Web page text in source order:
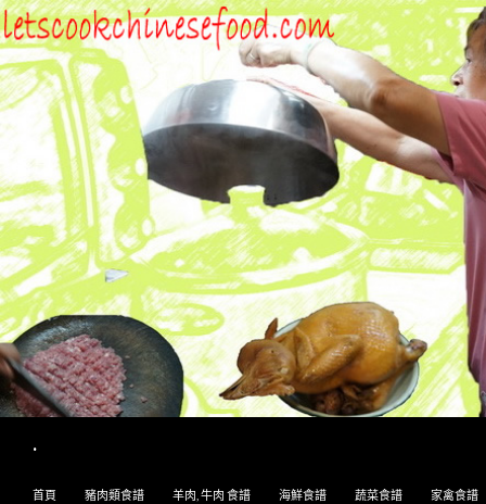
.
首頁
豬肉類食譜 羊肉, 牛肉 食譜 海鮮食譜 蔬菜食譜 家禽食譜